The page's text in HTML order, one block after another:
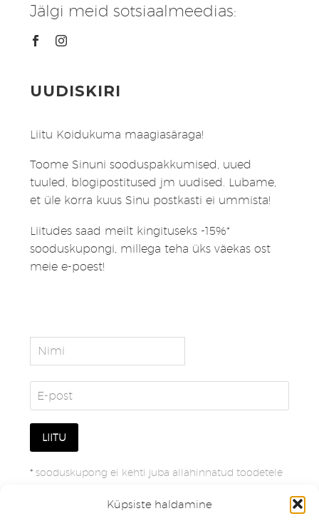
Küpsiste haldamine
Jälgi meid sotsiaalmeedias:
UUDISKIRI
Liitu Koidukuma maagiasäraga!
Toome Sinuni sooduspakkumised, uued
tuuled, blogipostitused jm uudised. Lubame,
et üle korra kuus Sinu postkasti ei ummista!
Liitudes saad meilt kingituseks -15%*
sooduskupongi, millega teha üks väekas ost
meie e-poest!
* sooduskupong ei kehti juba allahinnatud toodetele